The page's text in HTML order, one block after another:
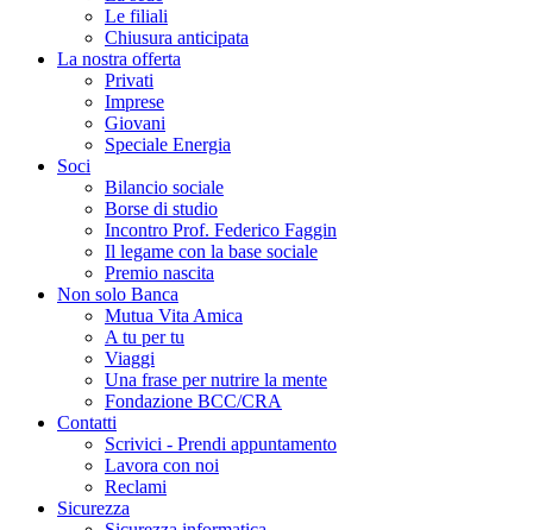
Le filiali
Chiusura anticipata
La nostra offerta
Privati
Imprese
Giovani
Speciale Energia
Soci
Bilancio sociale
Borse di studio
Incontro Prof. Federico Faggin
Il legame con la base sociale
Premio nascita
Non solo Banca
Mutua Vita Amica
A tu per tu
Viaggi
Una frase per nutrire la mente
Fondazione BCC/CRA
Contatti
Scrivici - Prendi appuntamento
Lavora con noi
Reclami
Sicurezza